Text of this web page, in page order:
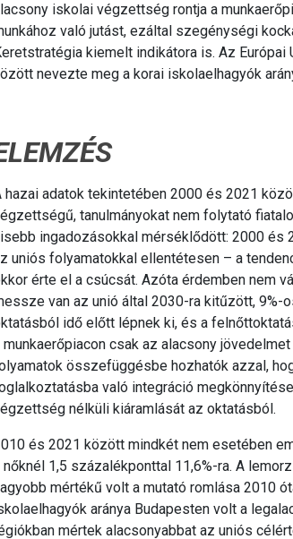
iskolai végzettség rontja a
való jutást, ezáltal szegénységi
kiemelt indikátora is. Az
nevezte meg a korai iskolaelhagyók
hazai adatok tekintetében 2000 és 2021
tanulmányokat nem folytató
ingadozásokkal mérséklődött: 2000 és
uniós folyamatokkal ellentétesen – a
érte el a csúcsát. Azóta érdemben nem
van az unió által 2030-ra kitűzött, 9%-
idő előtt lépnek ki, és a
munkaerőpiacon csak az alacsony
összefüggésbe hozhatók azzal,
való integráció
nélküli kiáramlását az oktatásból.
és 2021 között mindkét nem esetében
nőknél 1,5 százalékponttal 11,6%-ra. A
mértékű volt a mutató romlása 2010
aránya Budapesten volt a
mértek alacsonyabbat az uniós